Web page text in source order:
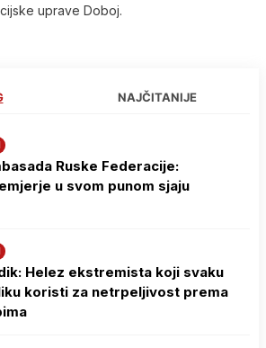
uprave Doboj.
NAJČITANIJE
Ruske Federacije:
u svom punom sjaju
Helez ekstremista koji svaku
koristi za netrpeljivost prema